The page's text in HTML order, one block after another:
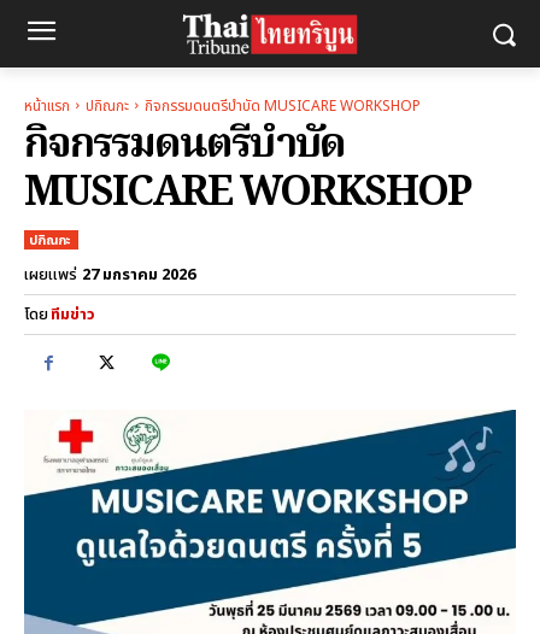
หน้าแรก ปกิณกะ กิจกรรมดนตรีบำบัด MUSICARE WORKSHOP
กิจกรรมดนตรีบำบัด
MUSICARE WORKSHOP
ปกิณกะ
เผยแพร่ 27 มกราคม 2026
โดยทีมข่าว